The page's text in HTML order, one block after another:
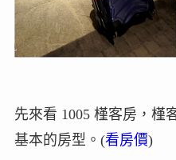
先來看 1005 槿客房，槿
基本的房型。(看房價)